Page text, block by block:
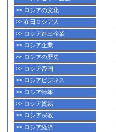
>> ロシアの文化
>> 在日ロシア人
>> ロシア進出企業
>> ロシア企業
>> ロシアの歴史
>> ロシア帝国
>> ロシアビジネス
>> ロシア情報
>> ロシア貿易
>> ロシア宗教
>> ロシア経済